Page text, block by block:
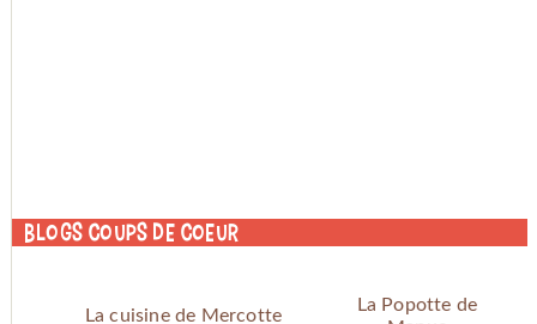
Blogs coups de coeur
La cuisine de Mercotte
La Popotte de